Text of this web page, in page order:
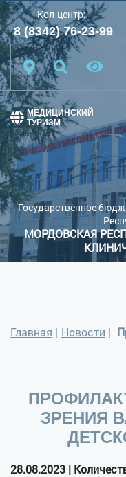
Шрифт: A A A
Цветовая схема:
Обычный сайт
Кол-центр:
8 (8342) 76-23-99
Государственное
МОРДОВСКАЯ
МЕДИЦИНСКИЙ
ТУРИЗМ
Главная | Новости |
ЗРЕНИЯ
28.08.2023 |